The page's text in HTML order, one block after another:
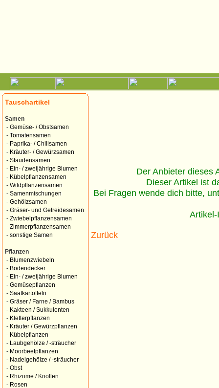
Tauschartikel
Samen
- Gemüse- / Obstsamen
- Tomatensamen
- Paprika- / Chilisamen
- Kräuter- / Gewürzsamen
- Staudensamen
- Ein- / zweijährige Blumen
- Kübelpflanzensamen
- Wildpflanzensamen
- Samenmischungen
- Gehölzsamen
- Gräser- und Getreidesamen
- Zwiebelpflanzensamen
- Zimmerpflanzensamen
- sonstige Samen
Pflanzen
- Blumenzwiebeln
- Bodendecker
- Ein- / zweijährige Blumen
- Gemüsepflanzen
- Saatkartoffeln
- Gräser / Farne / Bambus
- Kakteen / Sukkulenten
- Kletterpflanzen
- Kräuter / Gewürzpflanzen
- Kübelpflanzen
-
Laubgehölze / -sträucher
- Moorbeetpflanzen
- Nadelgehölze / -sträucher
- Obst
- Rhizome / Knollen
- Rosen
Der Anbieter dieses
Dieser Artikel ist
Bei Fragen wende dich bitte,
Zurück